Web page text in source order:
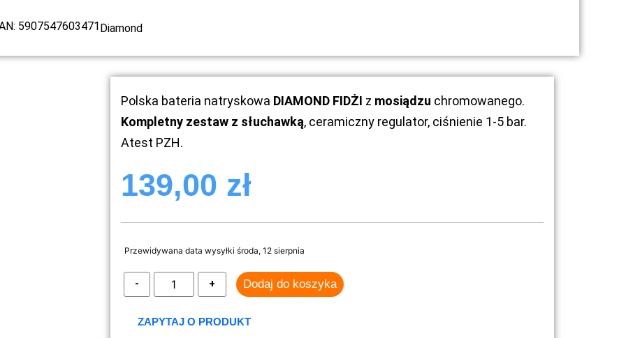
5907547603471 Diamond
Polska bateria natryskowa DIAMOND FIDŻI z mosiądzu chromowanego.
Kompletny zestaw z słuchawką, ceramiczny regulator, ciśnienie 1-5 bar.
Atest PZH.
139,00 zł
Przewidywana data wysyłki środa, 12 sierpnia
Dodaj do koszyka
ZAPYTAJ O PRODUKT